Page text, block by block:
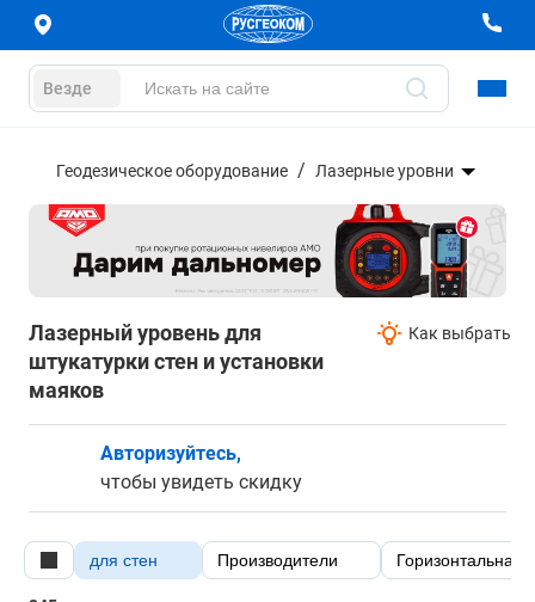
Везде
Геодезическое оборудование Лазерные уровни
Лазерный уровень для
штукатурки стен и установки
маяков
Как выбрать
Авторизуйтесь,
чтобы увидеть скидку
для стен Производители Горизонтальная